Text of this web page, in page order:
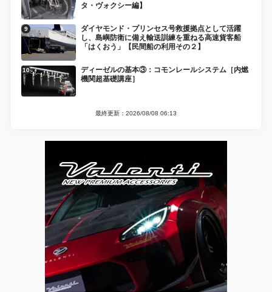
タ・ヴォクシー編】
ダイヤモンド・プリンセス号救援拠点として活躍
し、島嶼防衛に備え輸送訓練を重ねる高速貨客船
「はくおう」【民間船の利用その２】
ディーゼルの基本③：コモンレールシステム［内燃
機関超基礎講座］
最終更新：2026/08/08 06:13